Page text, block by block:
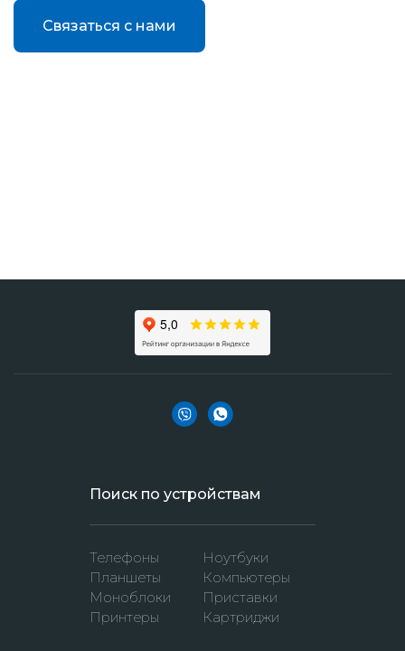
Связаться с нами
Поиск по устройствам
Телефоны
Ноутбуки
Планшеты
Компьютеры
Моноблоки
Приставки
Принтеры
Картриджи